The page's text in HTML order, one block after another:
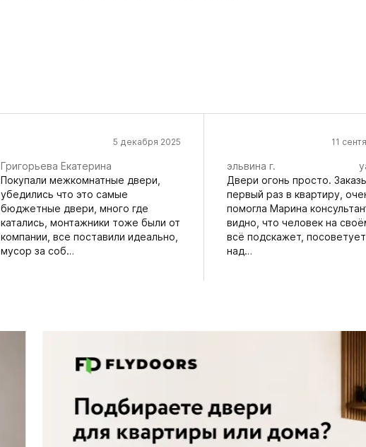
5 декабря 2025
Григорьева Екатерина
Покупали межкомнатные двери,
убедились что это самые
бюджетные двери, много где
катались, монтажники тоже были от
компании, все поставили идеально,
мусор за соб…
11
эльвина г.
Двери огонь просто.
первый раз в квартиру,
помогла Марина
видно, что человек на
всё подскажет,
над…